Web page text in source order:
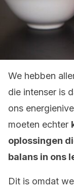
We hebben
die intenser is
ons
moeten echter
oplossingen
balans in ons
Dit is omdat